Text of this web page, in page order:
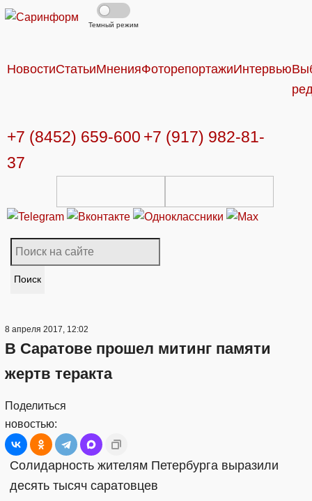
Темный режим
НовостиСтатьиМненияФоторепортажиИнтервью
+7 (8452) 659-600 +7 (917) 982-81-
37
Поиск
8 апреля 2017, 12:02
В Саратове прошел митинг памяти
жертв теракта
Поделиться
новостью:
Солидарность жителям Петербурга выразили
десять тысяч саратовцев